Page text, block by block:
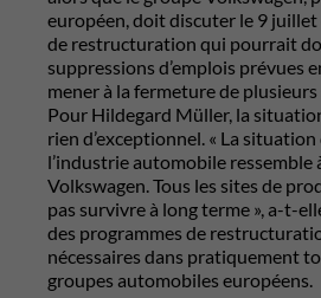
européen, doit discuter le 9 juillet
de restructuration qui pourrait
suppressions d’emplois prévues
mener à la fermeture de
Pour Hildegard Müller, la
rien d’exceptionnel. « La situation
l’industrie automobile ressemble
Volkswagen. Tous les sites de
pas survivre à long terme », a-t-
des programmes de
nécessaires dans pratiquement
groupes automobiles européens.